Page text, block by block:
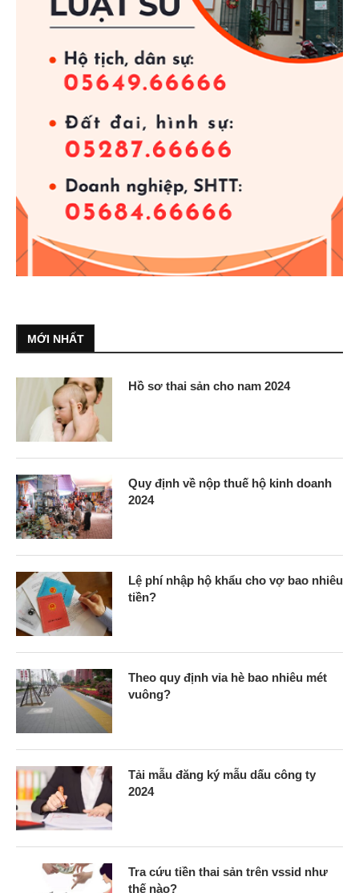
MỚI NHẤT
Hồ sơ thai sản cho nam 2024
Quy định về nộp thuế hộ kinh doanh
2024
Lệ phí nhập hộ khẩu cho vợ bao nhiêu
tiền?
Theo quy định vỉa hè bao nhiêu mét
vuông?
Tải mẫu đăng ký mẫu dấu công ty
2024
Tra cứu tiền thai sản trên vssid như
thế nào?